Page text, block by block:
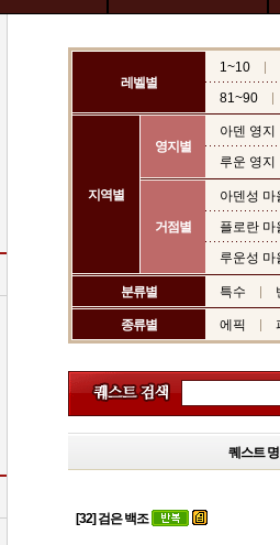
레벨별
1~10
81~90
지역별
영지별
아덴 영지
루운 영지
거점별
아덴성 마
플로란 마
루운성 마
분류별 특수
종류별 에픽
퀘스트 명
[32] 검은 백조